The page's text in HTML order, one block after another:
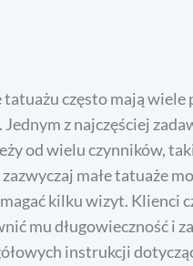
często mają wiele
z najczęściej
od wielu czynników,
małe tatuaże
kilku wizyt. Klienci
mu długowieczność i
instrukcji